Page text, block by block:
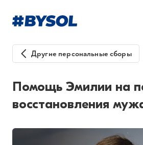
Другие персональные сборы
Помощь Эмилии на
восстановления